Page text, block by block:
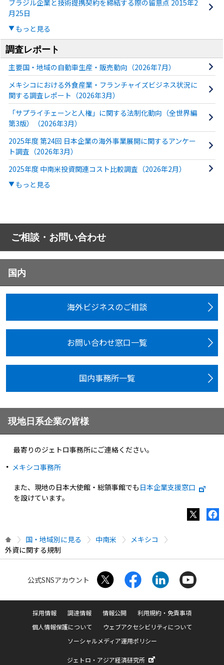
ブラジル企業と技術提携契約を締結する際の留意点 2015年2
月25日
もっと見る
調査レポート
主要国・地域の自動車生産・販売動向（2026年7月）
メキシコにおける外食産業・フランチャイズビジネス状況に
関する調査レポート（2026年3月）
「サプライチェーンと人権」に関する法制化動向（全世界編
第3版）（2026年3月）
2025年度 第24回 日本企業の海外事業展開に関するアンケー
ト調査（2026年3月）
2025年度 中南米投資関連コスト比較調査（2026年2月）
もっと見る
ご相談・お問い合わせ
国内
海外ビジネスのご相談
お問い合わせ窓口一覧
国内事務所一覧
現地日系企業の皆様
最寄りのジェトロ事務所にご連絡ください。
メキシコ事務所
また、現地の日本大使館・総領事館でも 日本企業支援窓口
を設けています。
国・地域別に見る 中南米
メキシコ
外資に関する規制
公式SNSアカウント
採用情報 調達情報 情報公開
利用規約・免責事項
個人情報保護について
ウェブアクセシビリティについて
ソーシャルメディア運用ポリシー
ジェトロ・アジア経済研究所